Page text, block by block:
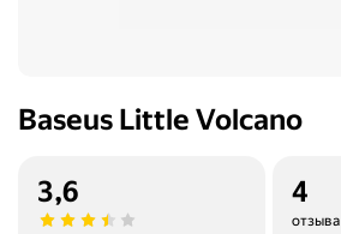
Baseus Little Volcano
3,6 4
отзыва